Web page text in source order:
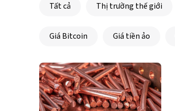
Tất cả Thị trường thế giới
Giá Bitcoin Giá tiền ảo